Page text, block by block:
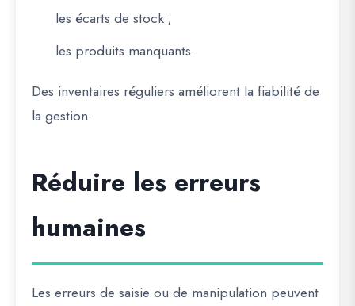
les écarts de stock ;
les produits manquants.
Des inventaires réguliers améliorent la fiabilité de
la gestion.
Réduire les erreurs
humaines
Les erreurs de saisie ou de manipulation peuvent